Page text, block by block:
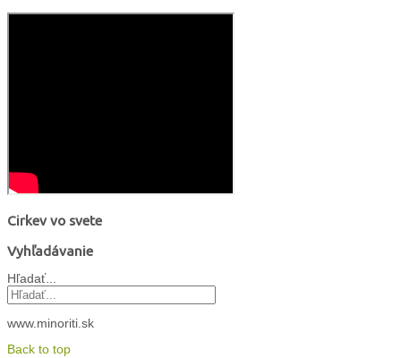
Cirkev vo svete
Vyhľadávanie
Hľadať...
www.minoriti.sk
Back to top